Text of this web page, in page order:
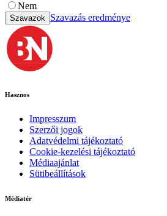
Nem
Szavazok Szavazás eredménye
Hasznos
Impresszum
Szerzői jogok
Adatvédelmi tájékoztató
Cookie-kezelési tájékoztató
Médiaajánlat
Sütibeállítások
Médiatér